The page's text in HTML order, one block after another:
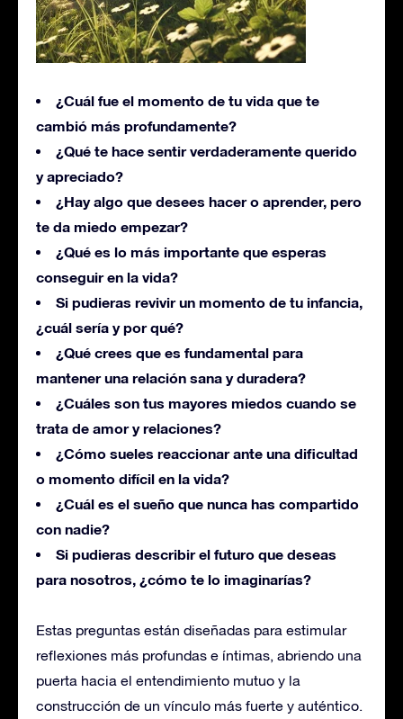
¿Cuál fue el momento de tu vida que te
cambió más profundamente?
¿Qué te hace sentir verdaderamente querido
y apreciado?
¿Hay algo que desees hacer o aprender, pero
te da miedo empezar?
¿Qué es lo más importante que esperas
conseguir en la vida?
Si pudieras revivir un momento de tu infancia,
¿cuál sería y por qué?
¿Qué crees que es fundamental para
mantener una relación sana y duradera?
¿Cuáles son tus mayores miedos cuando se
trata de amor y relaciones?
¿Cómo sueles reaccionar ante una dificultad
o momento difícil en la vida?
¿Cuál es el sueño que nunca has compartido
con nadie?
Si pudieras describir el futuro que deseas
para nosotros, ¿cómo te lo imaginarías?
Estas preguntas están diseñadas para estimular
reflexiones más profundas e íntimas, abriendo una
puerta hacia el entendimiento mutuo y la
construcción de un vínculo más fuerte y auténtico.